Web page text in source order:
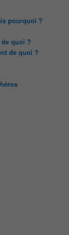
pourquoi ?
quoi ?
de quoi ?